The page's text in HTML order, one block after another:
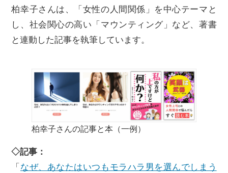
柏幸子さんは、「女性の人間関係」を中心テーマと
し、社会関心の高い「マウンティング」など、著書
と連動した記事を執筆しています。
柏幸子さんの記事と本（一例）
◇記事：
「 なぜ、あなたはいつもモラハラ男を選んでしまう